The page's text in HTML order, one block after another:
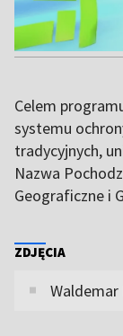
Celem
systemu
tradycyjnych,
Nazwa
Geograficzne i
ZDJĘCIA